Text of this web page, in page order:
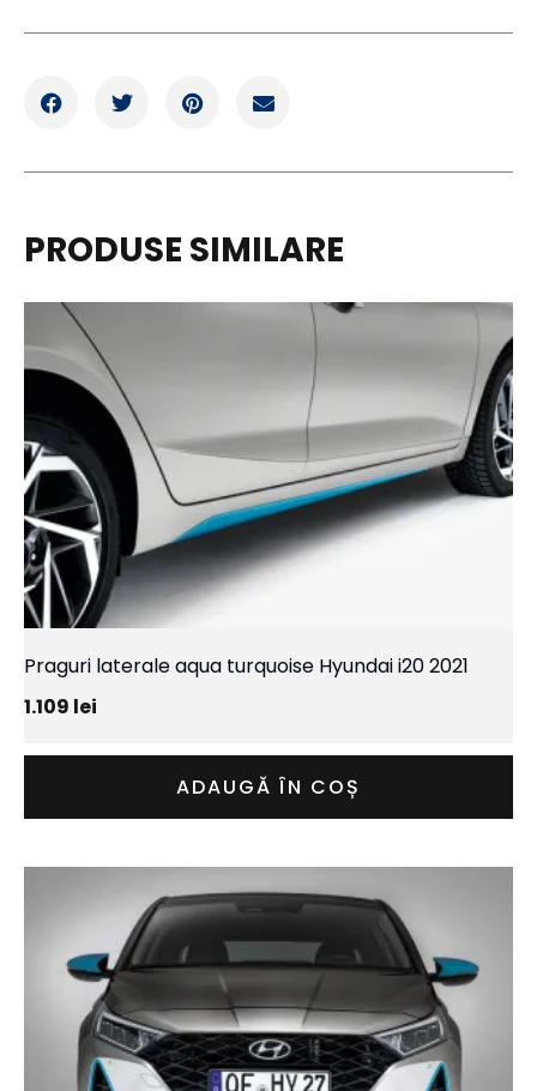
PRODUSE SIMILARE
Praguri laterale aqua turquoise Hyundai i20 2021
1.109 lei
ADAUGĂ ÎN COȘ